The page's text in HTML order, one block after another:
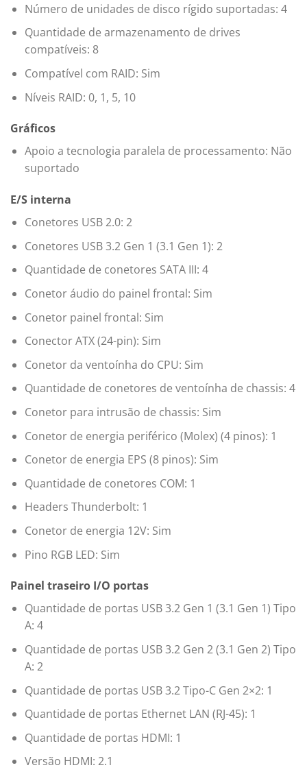
Número de unidades de disco rígido suportadas: 4
Quantidade de armazenamento de drives
compatíveis: 8
Compatível com RAID: Sim
Níveis RAID: 0, 1, 5, 10
Gráficos
Apoio a tecnologia paralela de processamento: Não
suportado
E/S interna
Conetores USB 2.0: 2
Conetores USB 3.2 Gen 1 (3.1 Gen 1): 2
Quantidade de conetores SATA III: 4
Conetor áudio do painel frontal: Sim
Conetor painel frontal: Sim
Conector ATX (24-pin): Sim
Conetor da ventoínha do CPU: Sim
Quantidade de conetores de ventoínha de chassis: 4
Conetor para intrusão de chassis: Sim
Conetor de energia periférico (Molex) (4 pinos): 1
Conetor de energia EPS (8 pinos): Sim
Quantidade de conetores COM: 1
Headers Thunderbolt: 1
Conetor de energia 12V: Sim
Pino RGB LED: Sim
Painel traseiro I/O portas
Quantidade de portas USB 3.2 Gen 1 (3.1 Gen 1) Tipo
A: 4
Quantidade de portas USB 3.2 Gen 2 (3.1 Gen 2) Tipo
A: 2
Quantidade de portas USB 3.2 Tipo-C Gen 2×2: 1
Quantidade de portas Ethernet LAN (RJ-45): 1
Quantidade de portas HDMI: 1
Versão HDMI: 2.1